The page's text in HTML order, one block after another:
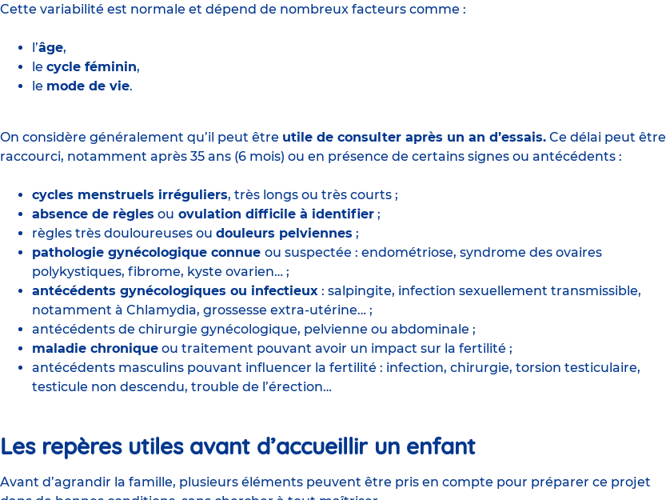
Cette variabilité est normale et dépend de nombreux facteurs comme :
l’âge,
le cycle féminin,
le mode de vie.
On considère généralement qu’il peut être utile de consulter après un an d’essais. Ce délai peut être
raccourci, notamment après 35 ans (6 mois) ou en présence de certains signes ou antécédents :
cycles menstruels irréguliers, très longs ou très courts ;
absence de règles ou ovulation difficile à identifier ;
règles très douloureuses ou douleurs pelviennes ;
pathologie gynécologique connue ou suspectée : endométriose, syndrome des ovaires
polykystiques, fibrome, kyste ovarien… ;
antécédents gynécologiques ou infectieux : salpingite, infection sexuellement transmissible,
notamment à Chlamydia, grossesse extra-utérine… ;
antécédents de chirurgie gynécologique, pelvienne ou abdominale ;
maladie chronique ou traitement pouvant avoir un impact sur la fertilité ;
antécédents masculins pouvant influencer la fertilité : infection, chirurgie, torsion testiculaire,
testicule non descendu, trouble de l’érection…
Les repères utiles avant d’accueillir un enfant
Avant d’agrandir la famille, plusieurs éléments peuvent être pris en compte pour préparer ce projet